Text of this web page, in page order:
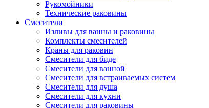
Рукомойники
Технические раковины
Смесители
Изливы для ванны и раковины
Комплекты смесителей
Краны для раковин
Смесители для биде
Смесители для ванной
Смесители для встраиваемых систем
Смесители для душа
Смесители для кухни
Смесители для раковины